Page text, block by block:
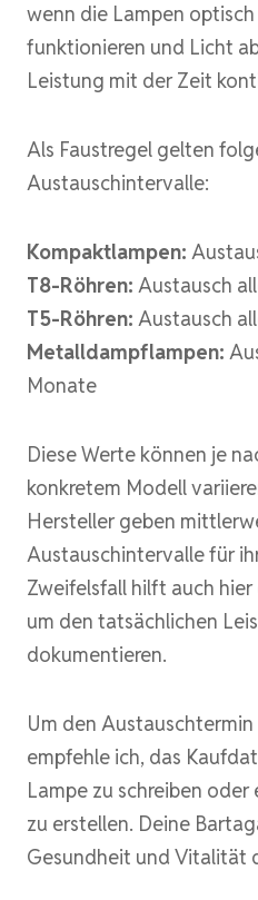
wenn die Lampen
funktionieren und Licht
Leistung mit der Zeit
Als Faustregel gelten
Austauschintervalle:
Kompaktlampen:
T8-Röhren: Austausch
T5-Röhren: Austausch
Metalldampflampen:
Monate
Diese Werte können je
konkretem Modell
Hersteller geben
Austauschintervalle für
Zweifelsfall hilft auch hier
um den tatsächlichen
dokumentieren.
Um den
empfehle ich, das
Lampe zu schreiben
zu erstellen. Deine
Gesundheit und Vitalität